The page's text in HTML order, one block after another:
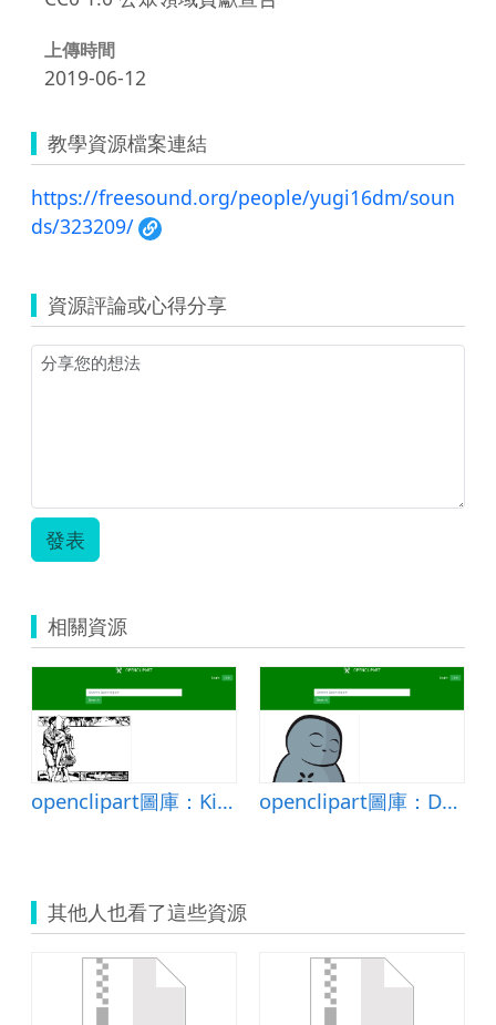
上傳時間
2019-06-12
教學資源檔案連結
https://freesound.org/people/yugi16dm/soun
ds/323209/
資源評論或心得分享
發表
相關資源
openclipart圖庫：Kissing Countryside Couple - Frame openclipart圖庫：Dosojin
其他人也看了這些資源